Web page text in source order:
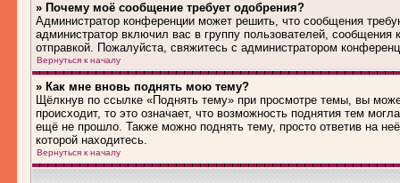
» Почему моё сообщение требует одобрения?
Администратор конференции может решить, что сообщения
администратор включил вас в группу пользователей,
отправкой. Пожалуйста, свяжитесь с администратором
Вернуться к началу
» Как мне вновь поднять мою тему?
Щёлкнув по ссылке «Поднять тему» при просмотре темы, вы
происходит, то это означает, что возможность поднятия тем
ещё не прошло. Также можно поднять тему, просто ответив на
которой находитесь.
Вернуться к началу